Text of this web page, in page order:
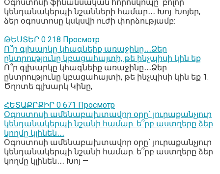
Օգոստոսի ֆինանսական հորոսկոպը՝ բոլոր
կենդանակերպի նշանների համար․․․ Խոյ. Խոյեր,
ձեր օգոստոսը կսկսվի ուժի փորձությամբ:
ԹԵՍՏԵՐ 0 218 Просмотр
Ո՞ր գլխարկը կհագնեիք առաջինը․․․Ձեր
ընտրությունը կբացահայտի, թե ինչպիսի կին եք
Ո՞ր գլխարկը կհագնեիք առաջինը․․․Ձեր
ընտրությունը կբացահայտի, թե ինչպիսի կին եք 1.
Ծղոտե գլխարկ Կինը,
ՀԵՏԱՔՐՔԻՐ 0 671 Просмотр
Օգոստոսի ամենաբախտավոր օրը` յուրաքանչյուր
կենդանակերպի նշանի համար. ե՞րբ աստղերը ձեր
կողմը կլինեն․․․
Օգոստոսի ամենաբախտավոր օրը` յուրաքանչյուր
կենդանակերպի նշանի համար. ե՞րբ աստղերը ձեր
կողմը կլինեն․․․ Խոյ —